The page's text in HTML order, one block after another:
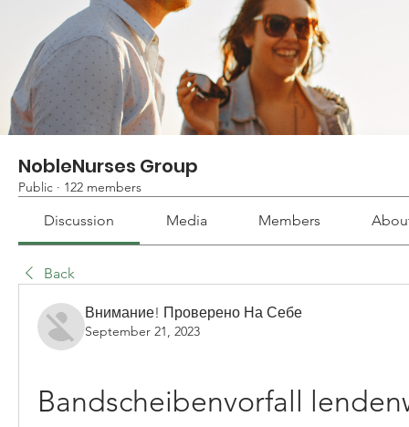
NobleNurses Group
Public · 122 members
Discussion Media Members
Back
Внимание! Проверено На Себе
September 21, 2023
Bandscheibenvorfall